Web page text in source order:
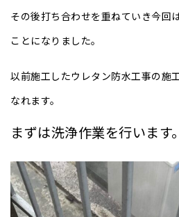
その後打ち合わせを重ねていき今回
ことになりました。
以前施工したウレタン防水工事の施
なれます。
まずは洗浄作業を行います。